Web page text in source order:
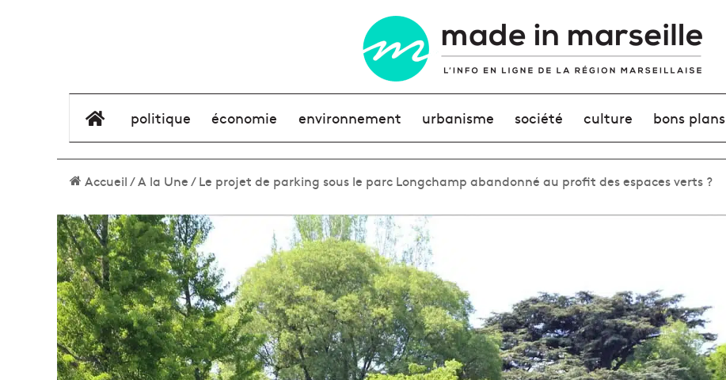
élément de menu
politique économie environnement urbanisme société culture bons plans
Accueil/A la Une/Le projet de parking sous le parc Longchamp abandonné au profit des espaces verts ?